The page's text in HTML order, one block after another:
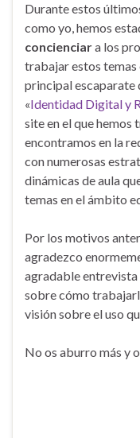
Durante estos
como yo, hemos
concienciara los
trabajar estos
principal escaparate
«Identidad Digital y
site en el que
encontramos en la
con numerosas
dinámicas de aula
temas en el ámbito
Por los motivos
agradezco
agradable
sobre cómo
visión sobre el uso
No os aburro más y